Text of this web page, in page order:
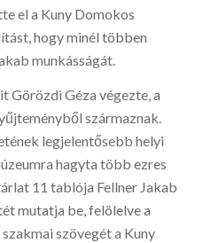
el a Kuny Domokos
hogy minél többen
munkásságát.
Görözdi Géza végezte, a
származnak.
legjelentősebb helyi
hagyta több ezres
11 tablója Fellner Jakab
mutatja be, felölelve a
szövegét a Kuny